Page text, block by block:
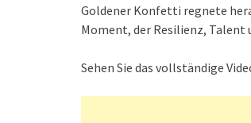
Goldener Konfetti regnete
Moment, der Resilienz, Talent
Sehen Sie das vollständige